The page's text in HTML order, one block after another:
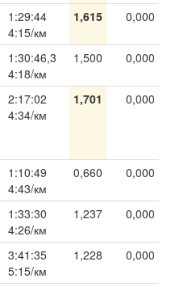
1:29:44
4:15/км
1,615 0,000
1:30:46,3
4:18/км
1,500 0,000
2:17:02
4:34/км
1,701 0,000
1:10:49
4:43/км
0,660 0,000
1:33:30
4:26/км
1,237 0,000
3:41:35
5:15/км
1,228 0,000